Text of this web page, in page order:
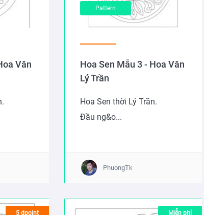
Văn
Pattern
Hoa Sen Mẫu 3 - Hoa Văn
Lý Trần
Hoa Sen thời Lý Trần.
Đầu ng&o...
PhuongTk
5 dpoint Miễn phí